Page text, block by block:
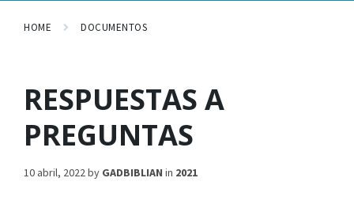
HOME DOCUMENTOS
RESPUESTAS A
PREGUNTAS
10 abril, 2022by GADBIBLIAN in 2021